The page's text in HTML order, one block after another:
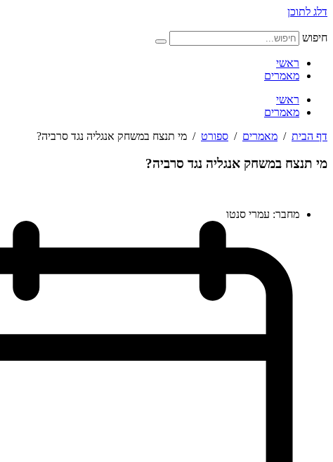
דלג לתוכן
חיפוש
ראשי
מאמרים
ראשי
מאמרים
דף הבית / מאמרים / ספורט / מי תנצח במשחק אנגליה נגד סרביה?
מי תנצח במשחק אנגליה נגד סרביה?
מחבר: עמרי סנטו